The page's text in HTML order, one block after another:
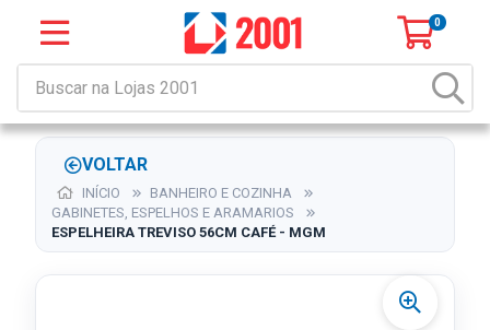
0
VOLTAR
INÍCIO
BANHEIRO E COZINHA
GABINETES, ESPELHOS E ARAMARIOS
ESPELHEIRA TREVISO 56CM CAFÉ - MGM